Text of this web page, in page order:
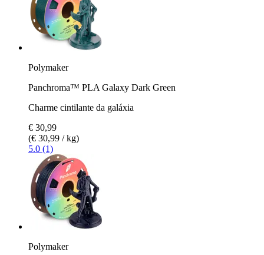
Polymaker
Panchroma™ PLA Galaxy Dark Green
Charme cintilante da galáxia
€ 30,99
(€ 30,99 / kg)
5.0 (1)
Polymaker